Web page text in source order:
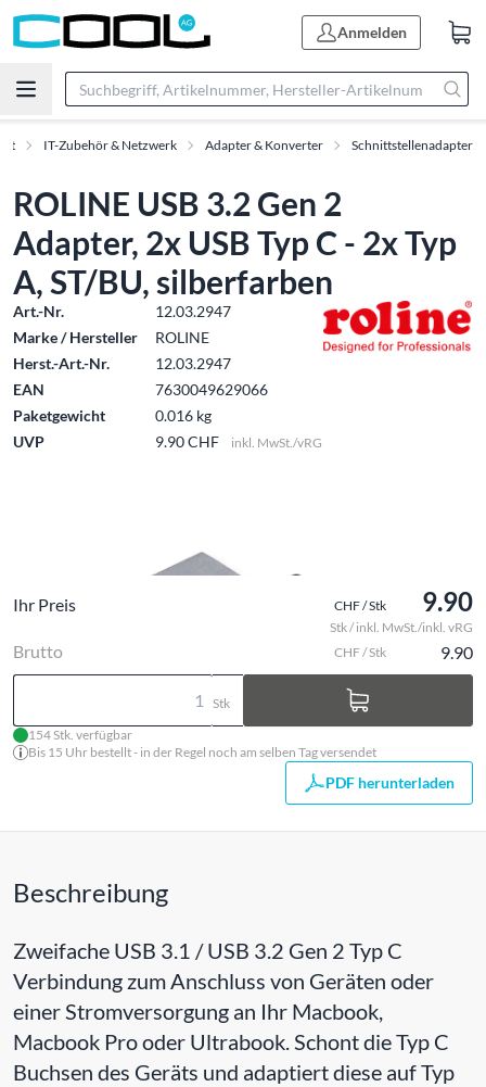
Anmelden
IT-Zubehör & Netzwerk Adapter & Konverter Schnittstellenadapter
ROLINE USB 3.2 Gen 2
Adapter, 2x USB Typ C - 2x Typ
A, ST/BU, silberfarben
Art.-Nr.
12.03.2947
Marke / Hersteller
ROLINE
Herst.-Art.-Nr.
12.03.2947
EAN
7630049629066
Paketgewicht
0.016 kg
UVP
9.90 CHF inkl. MwSt./vRG
Ihr Preis CHF / Stk 9.90
Stk / inkl. MwSt./inkl. vRG
Brutto CHF / Stk 9.90
Stk
154 Stk. verfügbar
Bis 15 Uhr bestellt - in der Regel noch am selben Tag versendet
PDF herunterladen
Beschreibung
Zweifache USB 3.1 / USB 3.2 Gen 2 Typ C
Verbindung zum Anschluss von Geräten oder
einer Stromversorgung an Ihr Macbook,
Macbook Pro oder Ultrabook. Schont die Typ C
Buchsen des Geräts und adaptiert diese auf Typ